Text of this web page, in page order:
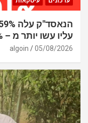
עליו עשו יותר מ – 7.5%. וזה רק יום אחד
05/08/2026
algoin